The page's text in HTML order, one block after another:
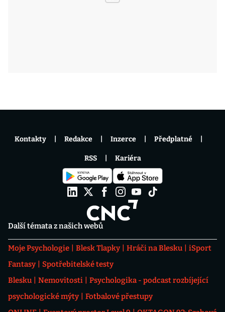
Další témata z našich webů
Moje Psychologie Blesk Tlapky Hráči na Blesku
iSport
Fantasy
Spotřebitelské testy
Blesku
Nemovitosti
Psychologika - podcast rozbíjející
psychologické mýty
Fotbalové přestupy
Kontakty Redakce Inzerce Předplatné
RSS Kariéra